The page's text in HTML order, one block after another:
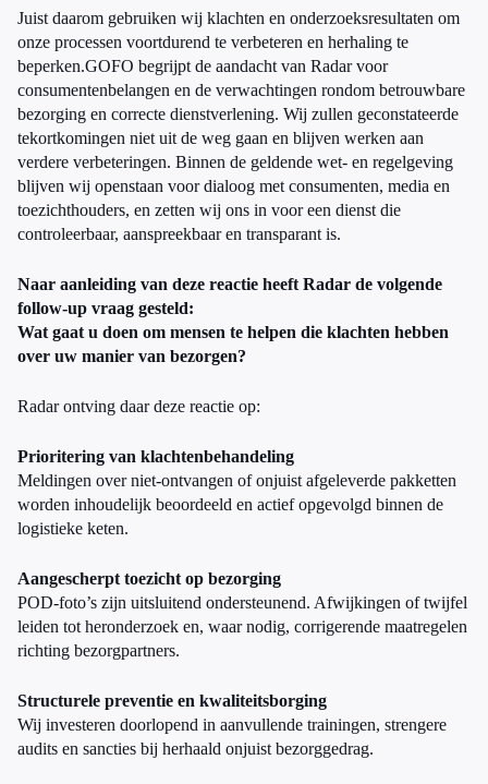
Juist daarom gebruiken wij klachten en onderzoeksresultaten om
onze processen voortdurend te verbeteren en herhaling te
beperken.GOFO begrijpt de aandacht van Radar voor
consumentenbelangen en de verwachtingen rondom betrouwbare
bezorging en correcte dienstverlening. Wij zullen geconstateerde
tekortkomingen niet uit de weg gaan en blijven werken aan
verdere verbeteringen. Binnen de geldende wet- en regelgeving
blijven wij openstaan voor dialoog met consumenten, media en
toezichthouders, en zetten wij ons in voor een dienst die
controleerbaar, aanspreekbaar en transparant is.
Naar aanleiding van deze reactie heeft Radar de volgende
follow-up vraag gesteld:
Wat gaat u doen om mensen te helpen die klachten hebben
over uw manier van bezorgen?
Radar ontving daar deze reactie op:
Prioritering van klachtenbehandeling
Meldingen over niet-ontvangen of onjuist afgeleverde pakketten
worden inhoudelijk beoordeeld en actief opgevolgd binnen de
logistieke keten.
Aangescherpt toezicht op bezorging
POD-foto’s zijn uitsluitend ondersteunend. Afwijkingen of twijfel
leiden tot heronderzoek en, waar nodig, corrigerende maatregelen
richting bezorgpartners.
Structurele preventie en kwaliteitsborging
Wij investeren doorlopend in aanvullende trainingen, strengere
audits en sancties bij herhaald onjuist bezorggedrag.